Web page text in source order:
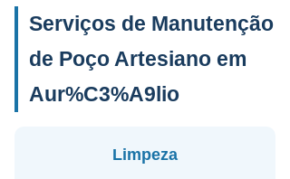
Serviços de Manutenção
de Poço Artesiano em
Aur%C3%A9lio
Limpeza